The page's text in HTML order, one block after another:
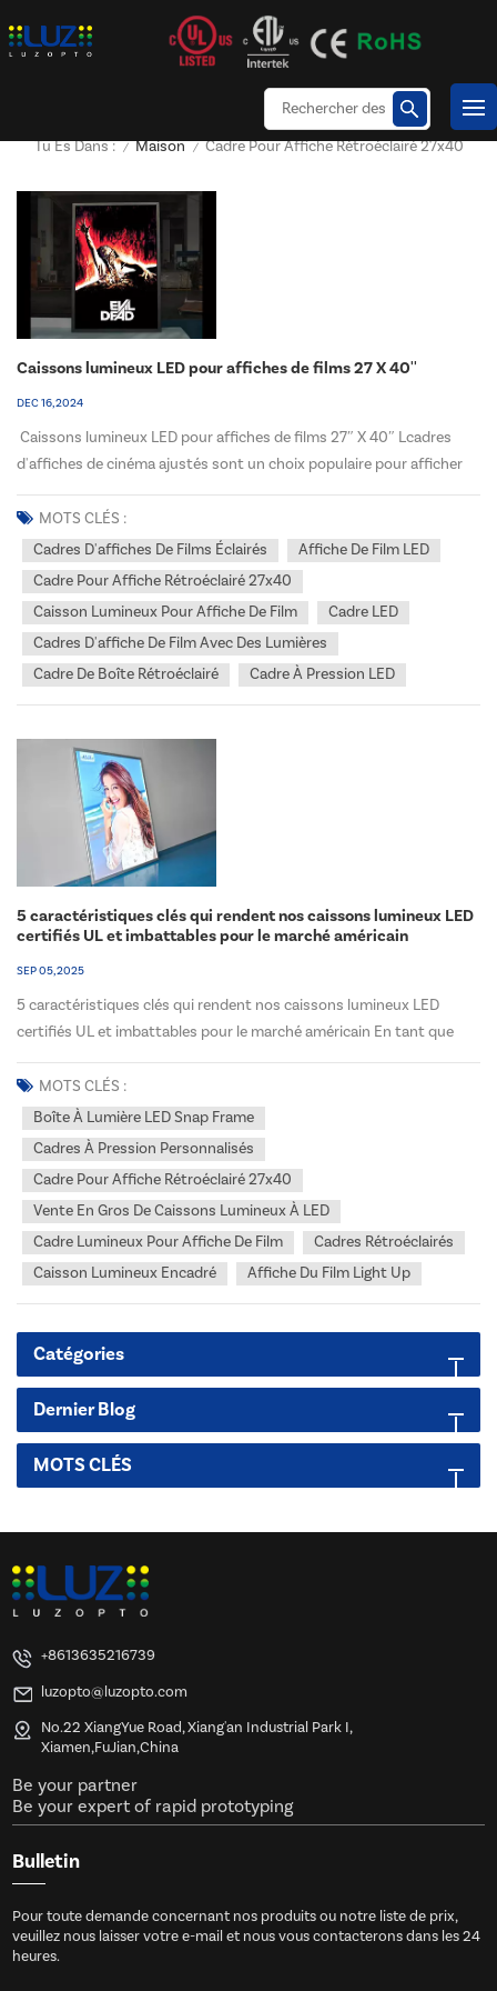
Tu Es Dans : / Maison / Cadre Pour Affiche Rétroéclairé 27x40
Caissons lumineux LED pour affiches de films 27 X 40''
DEC 16, 2024
Caissons lumineux LED pour affiches de films 27″ X 40″ Lcadres
d'affiches de cinéma ajustés sont un choix populaire pour afficher
des affiches de films en raison de leur design élégant et de leur
éclairage vibrant. Lorsqu'il s'agit d'afficher des affiches de films de
27″ x 40″, vous devez...
MOTS CLÉS :
Cadres D'affiches De Films Éclairés
Affiche De Film LED
Cadre Pour Affiche Rétroéclairé 27x40
Caisson Lumineux Pour Affiche De Film
Cadre LED
Cadres D'affiche De Film Avec Des Lumières
Cadre De Boîte Rétroéclairé
Cadre À Pression LED
5 caractéristiques clés qui rendent nos caissons lumineux LED
certifiés UL et imbattables pour le marché américain
SEP 05, 2025
5 caractéristiques clés qui rendent nos caissons lumineux LED
certifiés UL et imbattables pour le marché américain En tant que
fabricant leader de solutions d'affichage LED de haute qualité, nous
comprenons les exigences des marchés américain et canadien.
caisson lumineux LED à cadre clipsable Nos...
MOTS CLÉS :
Boîte À Lumière LED Snap Frame
Cadres À Pression Personnalisés
Cadre Pour Affiche Rétroéclairé 27x40
Vente En Gros De Caissons Lumineux À LED
Cadre Lumineux Pour Affiche De Film
Cadres Rétroéclairés
Caisson Lumineux Encadré
Affiche Du Film Light Up
Catégories
Dernier Blog
MOTS CLÉS
+8613635216739
luzopto@luzopto.com
No.22 XiangYue Road, Xiang'an Industrial Park I,
Xiamen,FuJian,China
Be your partner
Be your expert of rapid prototyping
Bulletin
Pour toute demande concernant nos produits ou notre liste de prix,
veuillez nous laisser votre e-mail et nous vous contacterons dans les 24
heures.